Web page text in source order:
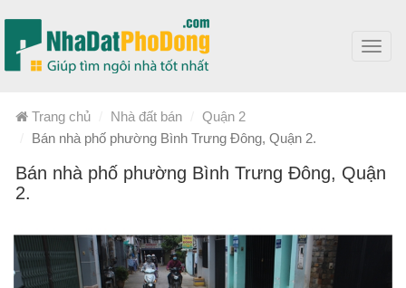
Trang chủ Nhà đất bán
Quận 2
Bán nhà phố phường Bình Trưng Đông, Quận 2.
Bán nhà phố phường Bình Trưng Đông, Quận
2.